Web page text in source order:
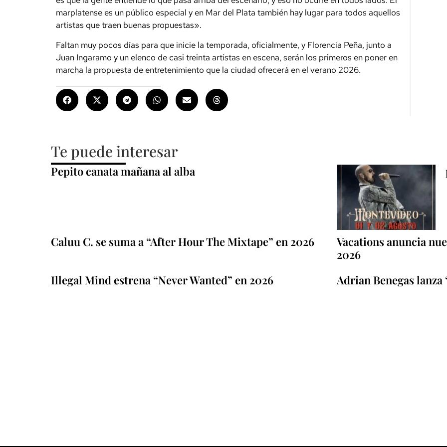
marplatense es un público especial y en Mar del Plata también hay lugar para todos aquellos
artistas que traen buenas propuestas».
Faltan muy pocos días para que inicie la temporada, oficialmente, y Florencia Peña, junto a
Juan Ingaramo y un elenco de casi treinta artistas en escena, serán los primeros en poner en
marcha la propuesta de entretenimiento que la ciudad ofrecerá en el verano 2026.
Te puede interesar
Pepito canata mañana al alba
Caluu C. se suma a “After Hour The Mixtape” en 2026
Vacations anuncia
2026
Illegal Mind estrena “Never Wanted” en 2026
Adrian Benegas